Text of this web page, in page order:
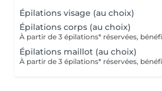
Épilations visage (au choix)
Épilations corps (au choix)
Épilations maillot (au choix)